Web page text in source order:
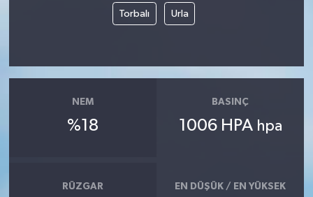
Torbalı Urla
NEM
%18
BASINÇ
1006 HPA hpa
RÜZGAR EN DÜŞÜK / EN YÜKSEK